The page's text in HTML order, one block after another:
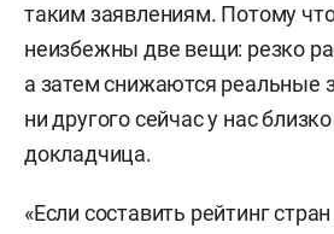
таким заявлениям. Потому
неизбежны две вещи: резко
а затем снижаются реальные
ни другого сейчас у нас
докладчица.
«Если составить рейтинг